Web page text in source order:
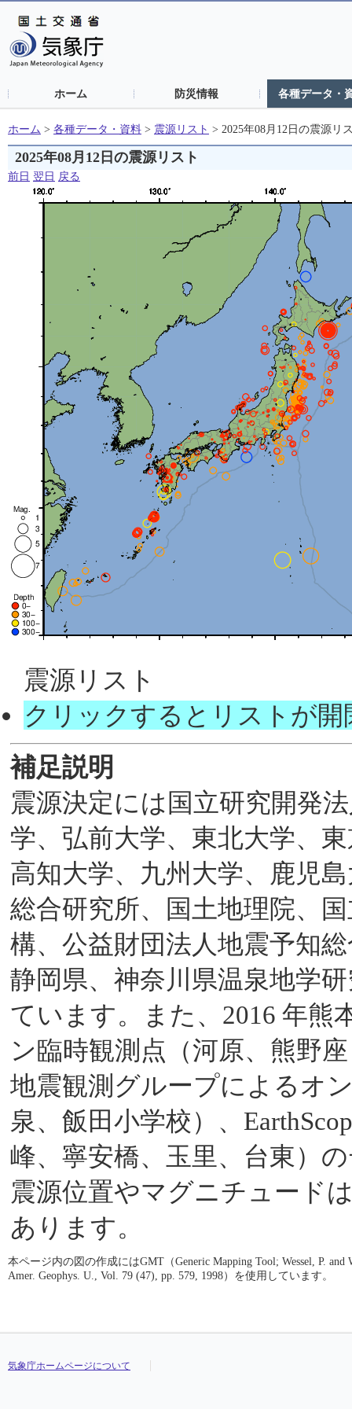
ホーム 防災情報 各種データ・
ホーム > 各種データ・資料 > 震源リスト > 2025年08月12日の震源リ
2025年08月12日の震源リスト
前日 翌日 戻る
震源リスト
クリックするとリストが開
補足説明
震源決定には国立研究開発
学、弘前大学、東北大学、
高知大学、九州大学、鹿児
総合研究所、国土地理院、
構、公益財団法人地震予知
静岡県、神奈川県温泉地学
ています。また、2016 年熊
ン臨時観測点（河原、熊野
地震観測グループによるオ
泉、飯田小学校）、
峰、寧安橋、玉里、台東）
震源位置やマグニチュード
あります。
本ページ内の図の作成にはGMT（Generic Mapping Tool; Wessel, P. and
Amer. Geophys. U., Vol. 79 (47), pp. 579, 1998）を使用しています。
気象庁ホームページについて